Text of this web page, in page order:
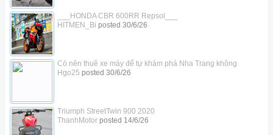
___HONDA CBR 600RR Repsol___
HITMEN_Bi posted 30/6/26
Có nên thuê xe máy để tự khám phá Nha Trang không
Hgo25 posted 30/6/26
Triumph StreetTwin 900 2020
ThanhMotorposted 14/6/26